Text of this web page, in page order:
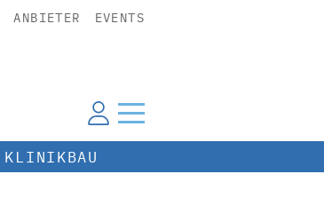
ANBIETER EVENTS
KLINIKBAU